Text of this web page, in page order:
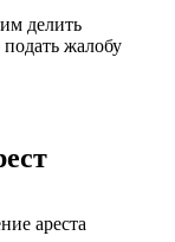
делить
жалобу
ареста